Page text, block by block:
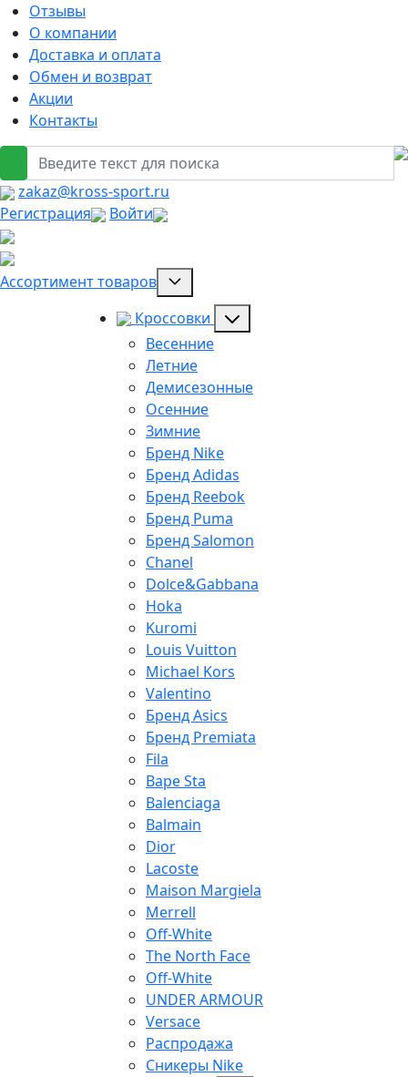
Отзывы
О компании
Доставка и оплата
Обмен и возврат
Акции
Контакты
zakaz@kross-sport.ru
Регистрация
Войти
Ассортимент товаров
Кроссовки
Весенние
Летние
Демисезонные
Осенние
Зимние
Бренд Nike
Бренд Adidas
Бренд Reebok
Бренд Puma
Бренд Salomon
Chanel
Dolce&Gabbana
Hoka
Kuromi
Louis Vuitton
Michael Kors
Valentino
Бренд Asics
Бренд Premiata
Fila
Bape Sta
Balenciaga
Balmain
Dior
Lacoste
Maison Margiela
Merrell
Off-White
The North Face
Off-White
UNDER ARMOUR
Versace
Распродажа
Сникеры Nike